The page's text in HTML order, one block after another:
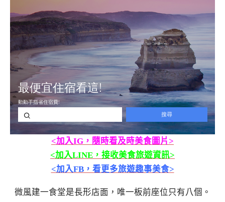
<加入IG，隨時看及時美食圖片>
<加入LINE，接收美食旅遊資訊>
<加入FB，看更多旅遊趣事美食>
微風建一食堂是長形店面，唯一板前座位只有八個。